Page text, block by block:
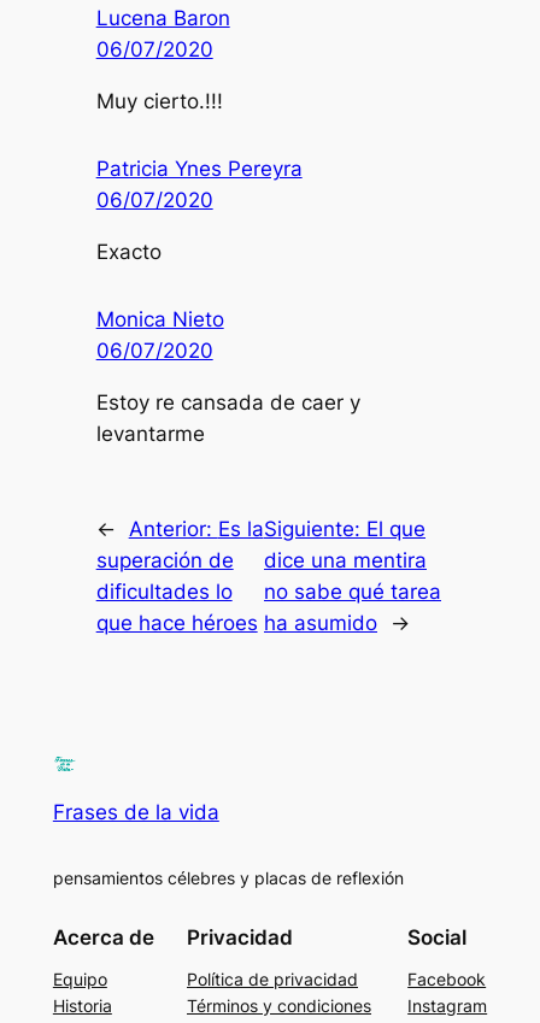
Lucena Baron
06/07/2020
Muy cierto.!!!
Patricia Ynes Pereyra
06/07/2020
Exacto
Monica Nieto
06/07/2020
Estoy re cansada de caer y
levantarme
← Anterior: Es la
superación de
dificultades lo
que hace héroes
Siguiente: El que
dice una mentira
no sabe qué tarea
ha asumido
→
Frases de la vida
pensamientos célebres y placas de reflexión
Acerca de
Equipo
Historia
Privacidad
Política de privacidad
Términos y condiciones
Social
Facebook
Instagram